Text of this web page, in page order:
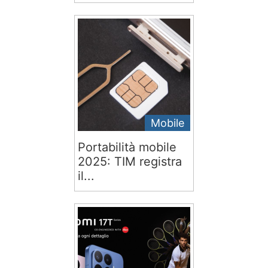
Mobile
Portabilità mobile
2025: TIM registra
il...